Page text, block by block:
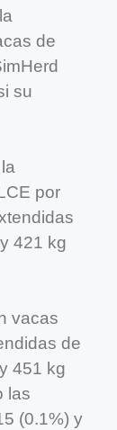
de
su
por
421 kg
vacas
de
451 kg
las
(0.1%) y